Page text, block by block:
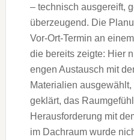
– technisch ausgereift,
überzeugend. Die
Vor-Ort-Termin an
die bereits zeigte: Hier
engen Austausch mit
Materialien
geklärt, das
Herausforderung mit
im Dachraum wurde